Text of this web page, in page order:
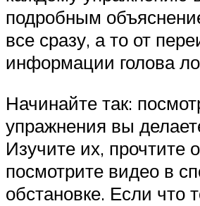
подробным
все сразу, а то от
информации голова
Начинайте так:
упражнения вы
Изучите их, прочтите
посмотрите видео в
обстановке. Если что